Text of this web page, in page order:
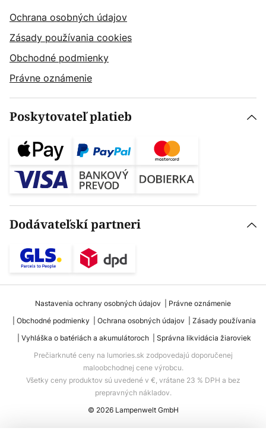
Ochrana osobných údajov
Zásady používania cookies
Obchodné podmienky
Právne oznámenie
Poskytovateľ platieb
Dodávateľskí partneri
Nastavenia ochrany osobných údajov
Právne oznámenie
Obchodné podmienky
Ochrana osobných údajov
Zásady používania
Vyhláška o batériách a akumulátoroch
Správna likvidácia žiaroviek
Prečiarknuté ceny na lumories.sk zodpovedajú doporučenej
maloobchodnej cene výrobcu.
Všetky ceny produktov sú uvedené v €, vrátane 23 % DPH a bez
prepravných nákladov.
© 2026 Lampenwelt GmbH